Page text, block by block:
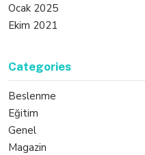
Ocak 2025
Ekim 2021
Categories
Beslenme
Eğitim
Genel
Magazin